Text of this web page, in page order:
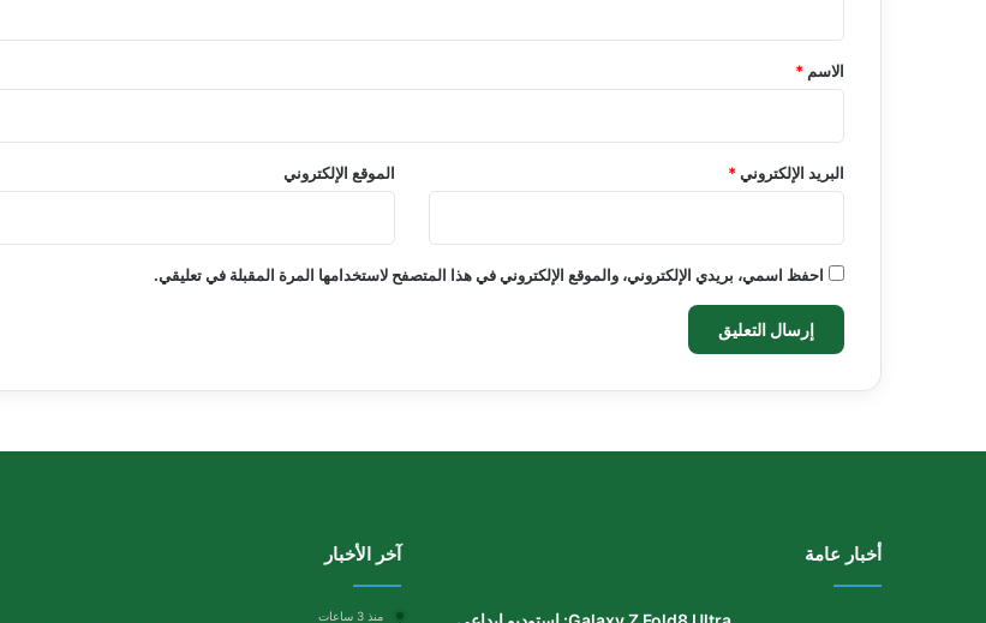
*
الاسم *
البريد الإلكتروني* الموقع الإلكتروني
احفظ اسمي، بريدي الإلكتروني، والموقع الإلكتروني في هذا المتصفح لاستخدامها المرة المقبلة في تعليقي.
أخبار عامة آخر الأخبار
منذ 3 ساعات